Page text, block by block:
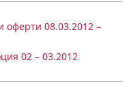
оферти 08.03.2012 –
02 – 03.2012